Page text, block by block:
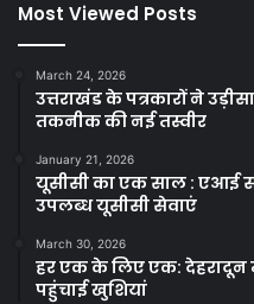
Most Viewed Posts
March 24, 2026
उत्तराखंड के पत्रकारों ने
तकनीक की नई तस्वीर
January 21, 2026
यूसीसी का एक साल : एआई
उपलब्ध यूसीसी सेवाएं
March 30, 2026
हर एक के लिए एक: देहरादून
पहुंचाई खुशियां